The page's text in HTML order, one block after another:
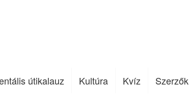
útikalauz Kultúra Kvíz
Szerzők